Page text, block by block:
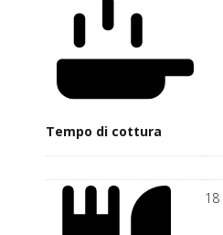
Tempo di cottura
18